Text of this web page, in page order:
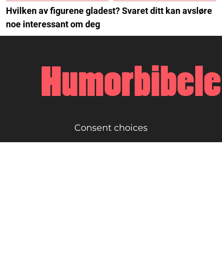
Hvilken av figurene gladest? Svaret ditt kan avsløre
noe interessant om deg
Consent choices